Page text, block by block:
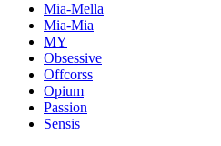
Mia-Mella
Mia-Mia
MY
Obsessive
Offcorss
Opium
Passion
Sensis